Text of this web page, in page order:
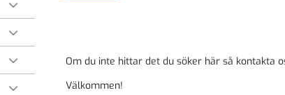
Om du inte hittar det du söker här så kontakta
Välkommen!